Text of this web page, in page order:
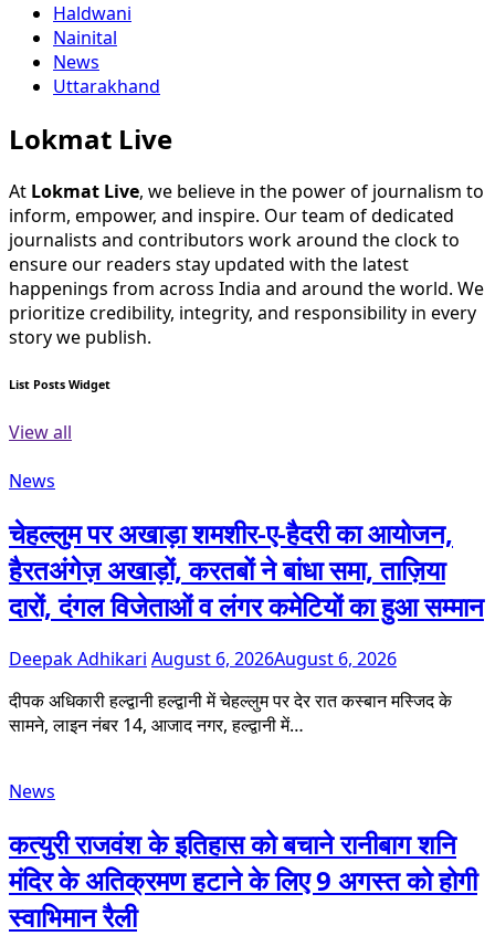
Haldwani
Nainital
News
Uttarakhand
Lokmat Live
At Lokmat Live, we believe in the power of journalism to
inform, empower, and inspire. Our team of dedicated
journalists and contributors work around the clock to
ensure our readers stay updated with the latest
happenings from across India and around the world. We
prioritize credibility, integrity, and responsibility in every
story we publish.
List Posts Widget
View all
News
चेहल्लुम पर अखाड़ा शमशीर-ए-हैदरी का आयोजन,
हैरतअंगेज़ अखाड़ों, करतबों ने बांधा समा, ताज़िया
दारों, दंगल विजेताओं व लंगर कमेटियों का हुआ सम्मान
Deepak Adhikari August 6, 2026August 6, 2026
दीपक अधिकारी हल्द्वानी हल्द्वानी में चेहल्लुम पर देर रात कस्बान मस्जिद के
सामने, लाइन नंबर 14, आजाद नगर, हल्द्वानी में…
News
कत्युरी राजवंश के इतिहास को बचाने रानीबाग शनि
मंदिर के अतिक्रमण हटाने के लिए 9 अगस्त को होगी
स्वाभिमान रैली